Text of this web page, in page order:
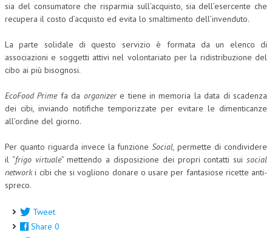
ECONOMIA
ECONOMIA DELL’ARTE
INTERNAZIONALIZZAZIONE
HUMAN RESOURCES
RISORSE UMANE
MARKETING
TREASURY IN FINANCIAL SERVICES
SVILUPPO SOSTENIBILE
sia del consumatore che risparmia sull’acquisto, sia dell’esercente che
recupera il costo d’acquisto ed evita lo smaltimento dell’invenduto.
La parte solidale di questo servizio è formata da un elenco di
associazioni e soggetti attivi nel volontariato per la ridistribuzione del
cibo ai più bisognosi.
EcoFood Prime fa da organizere tiene in memoria la data di scadenza
dei cibi, inviando notifiche temporizzate per evitare le dimenticanze
all’ordine del giorno.
Per quanto riguarda invece la funzione Social,permette di condividere
il “frigo virtuale” mettendo a disposizione dei propri contatti suisocial
networki cibi che si vogliono donare o usare per fantasiose ricette anti-
spreco.
Tweet
Share 0